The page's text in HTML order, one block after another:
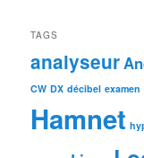
TAGS
analyseur
CW DX décibel examen
Hamnet